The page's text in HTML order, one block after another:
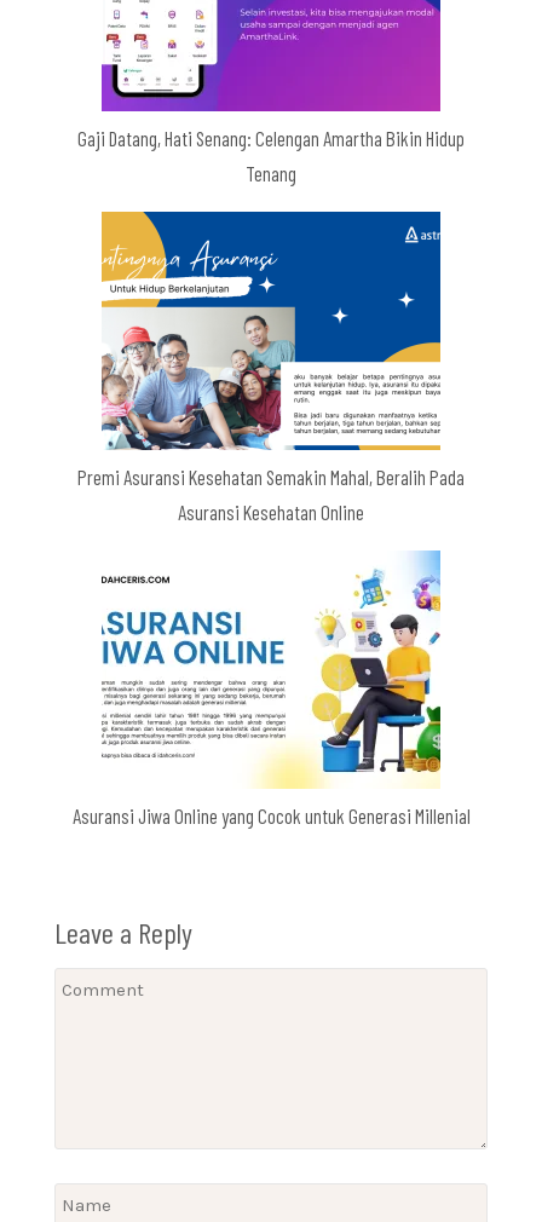
Gaji Datang, Hati Senang: Celengan Amartha Bikin Hidup
Tenang
Premi Asuransi Kesehatan Semakin Mahal, Beralih Pada
Asuransi Kesehatan Online
Asuransi Jiwa Online yang Cocok untuk Generasi Millenial
Leave a Reply